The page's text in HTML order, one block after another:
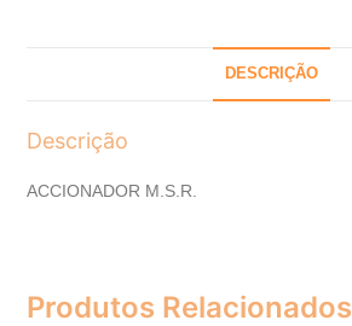
DESCRIÇÃO
Descrição
ACCIONADOR M.S.R.
Produtos Relacionados